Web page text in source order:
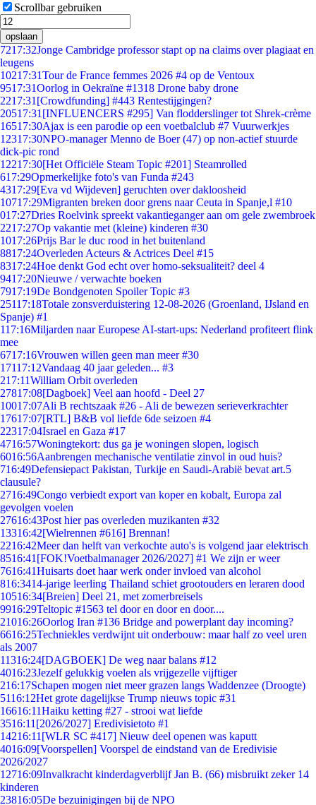
Scrollbar gebruiken
opslaan
7217:32Jonge Cambridge professor stapt op na claims over plagiaat en
leugens
10217:31Tour de France femmes 2026 #4 op de Ventoux
9517:31Oorlog in Oekraïne #1318 Drone baby drone
2217:31 [Crowdfunding] #443 Rentestijgingen?
20517:31 [INFLUENCERS #295] Van flodderslinger tot Shrek-crème
16517:30Ajax is een parodie op een voetbalclub #7 Vuurwerkjes
12317:30NPO-manager Menno de Boer (47) op non-actief stuurde
dick-pic rond
12217:30[Het Officiële Steam Topic #201] Steamrolled
617:29Opmerkelijke foto's van Funda #243
4317:29[Eva vd Wijdeven] geruchten over dakloosheid
10717:29Migranten breken door grens naar Ceuta in Spanje,l #10
017:27Dries Roelvink spreekt vakantieganger aan om gele zwembroek
2217:27Op vakantie met (kleine) kinderen #30
1017:26Prijs Bar le duc rood in het buitenland
8817:24Overleden Acteurs & Actrices Deel #15
8317:24Hoe denkt God echt over homo-seksualiteit? deel 4
9417:20Nieuwe / verwachte boeken
7917:19De Bondgenoten Spoiler Topic #3
25117:18Totale zonsverduistering 12-08-2026 (Groenland, IJsland en
Spanje) #1
117:16Miljarden naar Europese AI-start-ups: Nederland profiteert flink
mee
6717:16Vrouwen willen geen man meer #30
17117:12Vandaag 40 jaar geleden... #3
217:11William Orbit overleden
27817:08[Dagboek] Veel aan hoofd - Deel 27
10017:07Ali B rechtszaak #26 - Ali de bewezen serieverkrachter
17617:07[RTL] B&B vol liefde 6de seizoen #4
22317:04Israel en Gaza #17
4716:57Woningtekort: dus ga je woningen slopen, logisch
6016:56Aanbrengen mechanische ventilatie zinvol in oud huis?
716:49Defensiepact Pakistan, Turkije en Saudi-Arabië bevat art.5
clausule?
2716:49Congo verbiedt export van koper en kobalt, Europa zal
gevolgen voelen
27616:43Post hier pas overleden muzikanten #32
13316:42[Wielrennen #616] Brennan!
2216:42Meer dan helft van verkochte auto's is volgend jaar elektrisch
8516:41 [FOK!Voetbalmanager 2026/2027] #1 We zijn er weer
7616:41Huisarts doet haar werk onder invloed van alcohol
816:3414-jarige leerling Thailand schiet grootouders en leraren dood
10516:34[Breien] Deel 21, met zomerbreisels
9916:29Teltopic #1563 tel door en door en door....
21016:26Oorlog Iran #136 Bridge and powerplant day incoming?
6616:25Techniekles verdwijnt uit onderbouw: maar half zo veel uren
als 2007
11316:24[DAGBOEK] De weg naar balans #12
4016:23Jezelf gelukkig voelen als vrijgezelle vijftiger
216:17Schapen mogen niet meer grazen langs Waddenzee (Droogte)
5116:12Het grote dagelijkse Trump nieuws topic #31
16616:11Haiku ketting #27 - strooi wat liefde
3516:11 [2026/2027] Eredivisietoto #1
14216:11 [WLR SC #417] Nieuw deel openen was kaputt
4016:09[Voorspellen] Voorspel de eindstand van de Eredivisie
2026/2027
12716:09Invalkracht kinderdagverblijf Jan B. (66) misbruikt zeker 14
kinderen
23816:05De bezuinigingen bij de NPO